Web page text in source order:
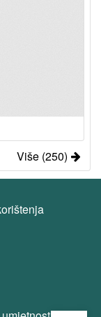
Više (250)